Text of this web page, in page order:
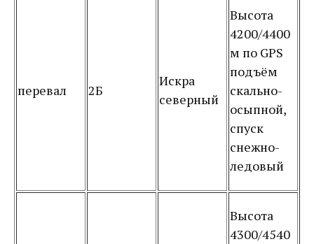
перевал 2Б
Искра
северный
Высота
4200/4400
м по GPS
подъём
скально-
осыпной,
спуск
снежно-
ледовый
Высота
4300/4540